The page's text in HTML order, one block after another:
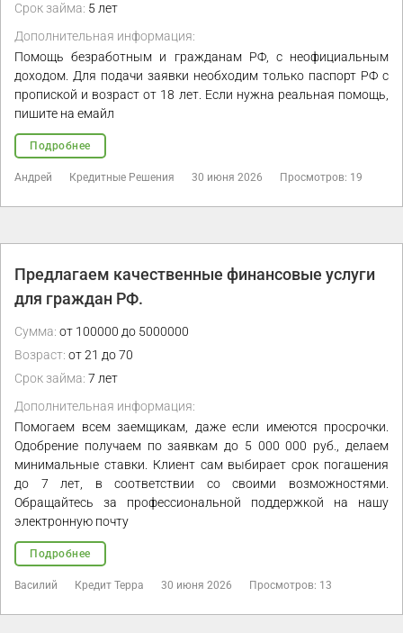
Срок займа: 5 лет
Дополнительная информация:
Помощь безработным и гражданам РФ, с неофициальным
доходом. Для подачи заявки необходим только паспорт РФ с
пропиской и возраст от 18 лет. Если нужна реальная помощь,
пишите на емайл
Подробнее
Андрей Кредитные Решения 30 июня 2026 Просмотров: 19
Предлагаем качественные финансовые услуги
для граждан РФ.
Сумма: от 100000 до 5000000
Возраст: от 21 до 70
Срок займа: 7 лет
Дополнительная информация:
Помогаем всем заемщикам, даже если имеются просрочки.
Одобрение получаем по заявкам до 5 000 000 руб., делаем
минимальные ставки. Клиент сам выбирает срок погашения
до 7 лет, в соответствии со своими возможностями.
Обращайтесь за профессиональной поддержкой на нашу
электронную почту
Подробнее
Василий Кредит Терра 30 июня 2026 Просмотров: 13